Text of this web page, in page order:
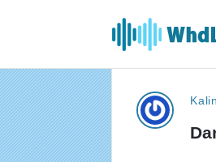
Musikforum
von